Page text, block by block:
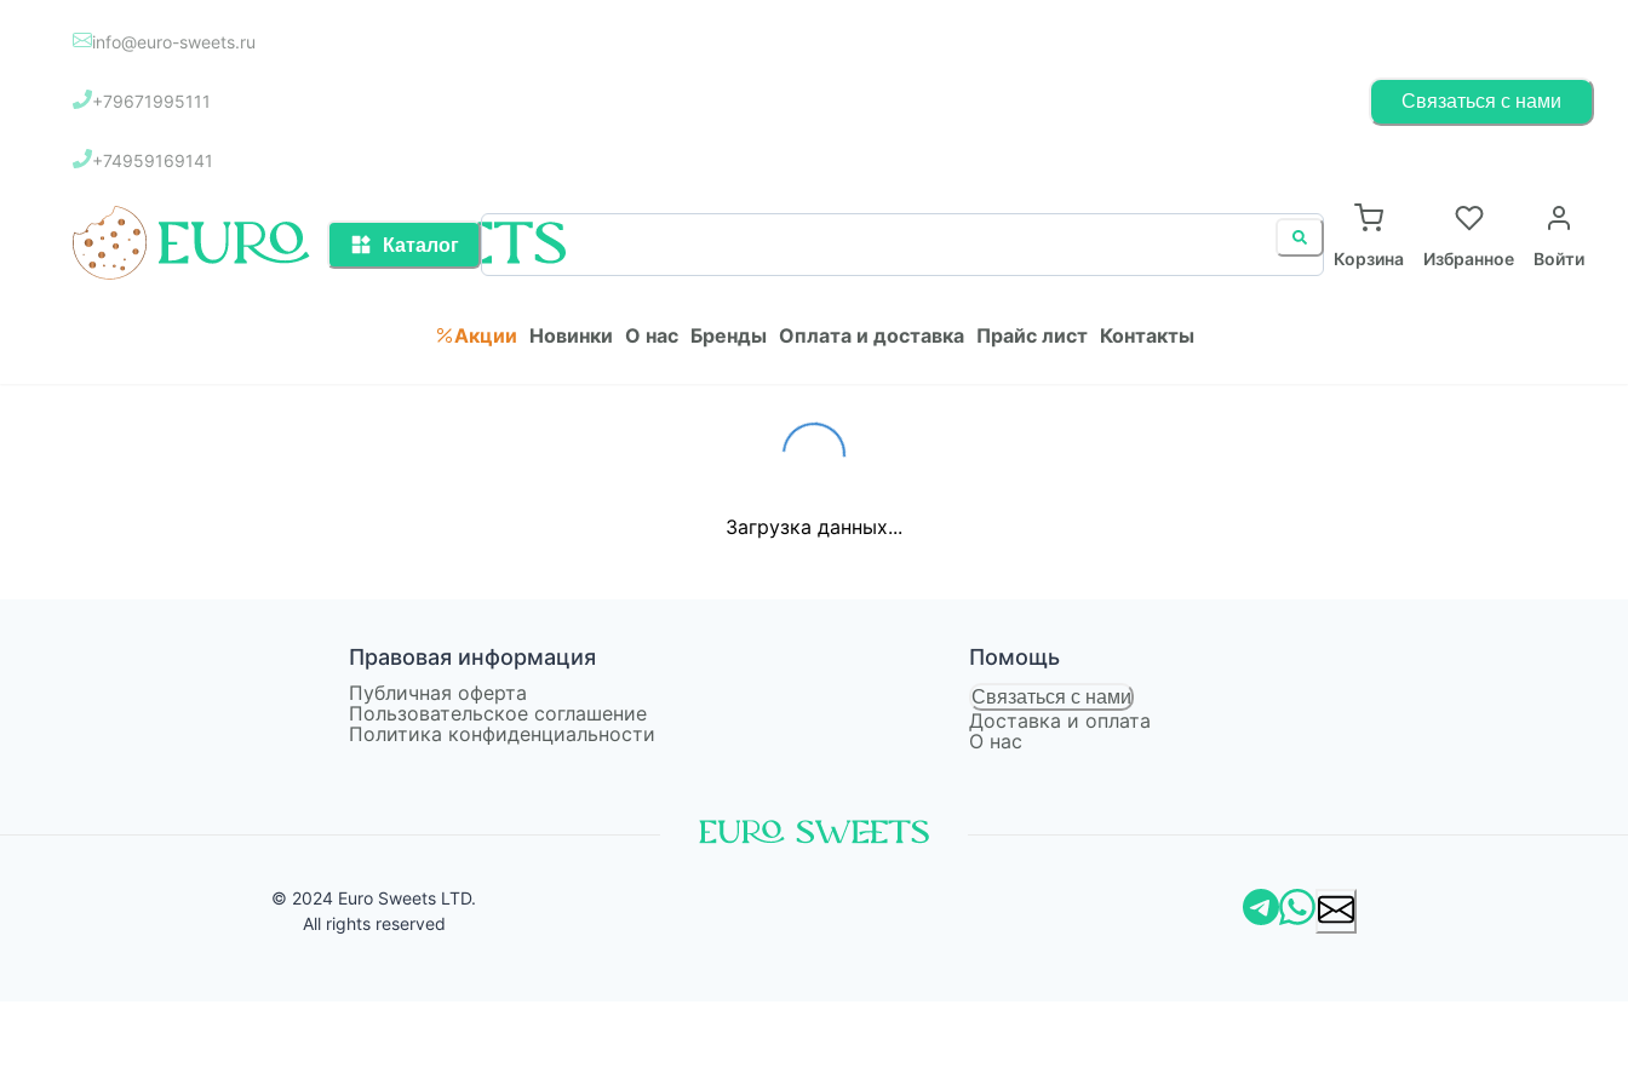
info@euro-sweets.ru
+79671995111
+74959169141
Связаться с нами
Каталог
Корзина Избранное Войти
Акции Новинки О нас Бренды Оплата и доставка Прайс лист Контакты
Loading...
Загрузка данных...
Правовая информация
Публичная оферта
Пользовательское соглашение
Политика конфиденциальности
Помощь
Связаться с нами
Доставка и оплата
О нас
© 2024 Euro Sweets LTD.
All rights reserved